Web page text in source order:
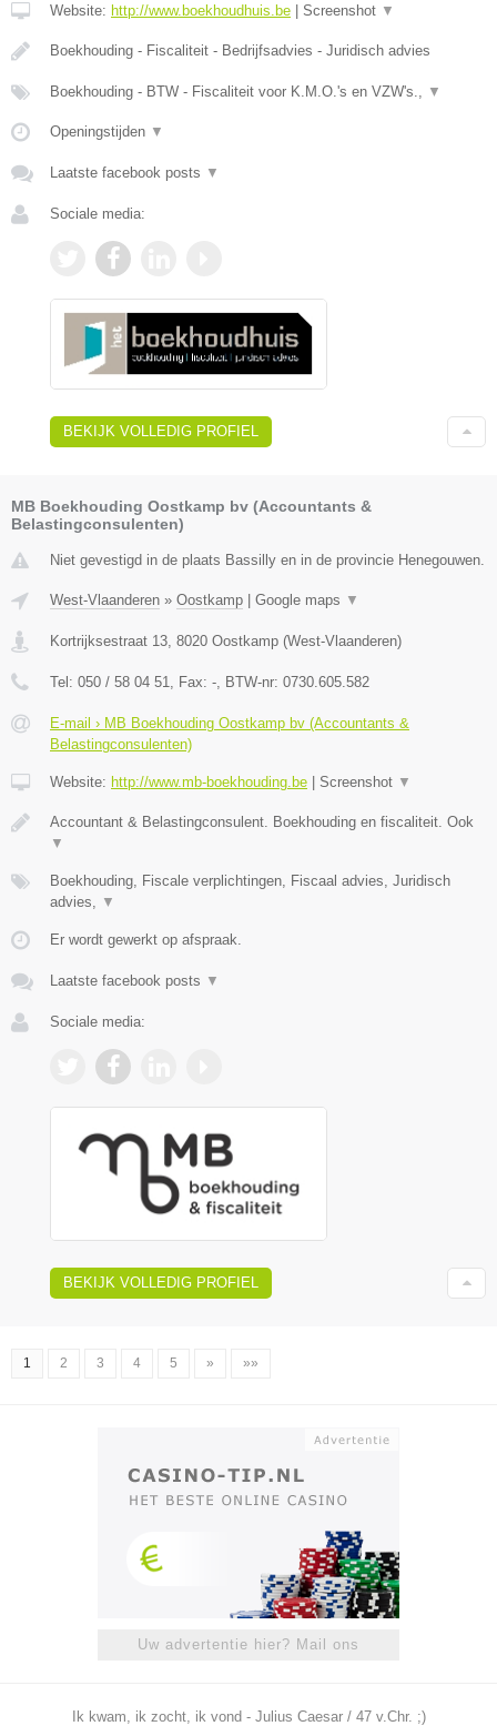
Website: http://www.boekhoudhuis.be Screenshot ▼
Boekhouding - Fiscaliteit - Bedrijfsadvies - Juridisch advies
Boekhouding - BTW - Fiscaliteit voor K.M.O.'s en VZW's., ▼
Openingstijden ▼
Laatste facebook posts ▼
Sociale media:
BEKIJK VOLLEDIG PROFIEL
MB Boekhouding Oostkamp bv (Accountants &
Belastingconsulenten)
Niet gevestigd in de plaats Bassilly en in de provincie Henegouwen.
West-Vlaanderen » Oostkamp Google maps ▼
Kortrijksestraat 13, 8020 Oostkamp (West-Vlaanderen)
Tel: 050 / 58 04 51, Fax: -, BTW-nr: 0730.605.582
E-mail › MB Boekhouding Oostkamp bv (Accountants &
Belastingconsulenten)
Website: http://www.mb-boekhouding.be Screenshot ▼
Accountant & Belastingconsulent. Boekhouding en fiscaliteit. Ook
▼
Boekhouding, Fiscale verplichtingen, Fiscaal advies, Juridisch
advies, ▼
Er wordt gewerkt op afspraak.
Laatste facebook posts ▼
Sociale media:
BEKIJK VOLLEDIG PROFIEL
1 2 3 4 5 » »»
Uw advertentie hier? Mail ons
Ik kwam, ik zocht, ik vond - Julius Caesar / 47 v.Chr. ;)